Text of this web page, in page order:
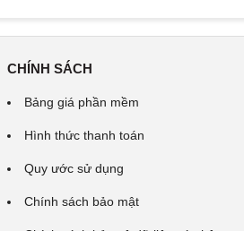
CHÍNH SÁCH
Bảng giá phần mềm
Hình thức thanh toán
Quy ước sử dụng
Chính sách bảo mật